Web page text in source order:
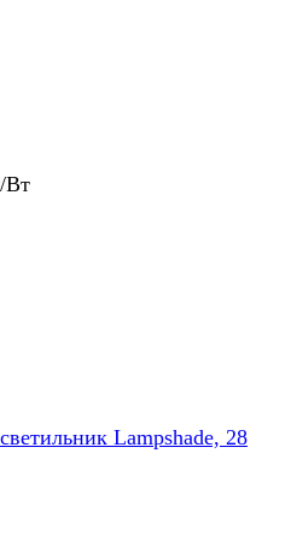
Вт
Lampshade, 28